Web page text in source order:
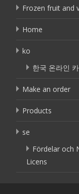
Frozen fruit and
Home
ko
한국 온라인
Make an order
Products
se
Fördelar och
Licens